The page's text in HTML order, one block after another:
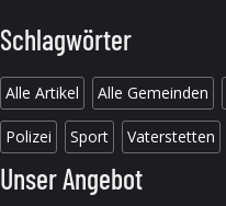
Schlagwörter
Alle Artikel Alle Gemeinden
Polizei Sport Vaterstetten
Unser Angebot